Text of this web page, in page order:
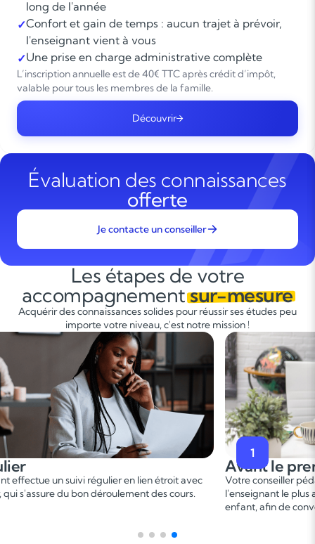
long de l'année
✓Confort et gain de temps : aucun trajet à prévoir,
l'enseignant vient à vous
✓Une prise en charge administrative complète
L’inscription annuelle est de 40€ TTC après crédit d’impôt,
valable pour tous les membres de la famille.
Découvrir
Évaluation des connaissances
offerte
Je contacte un conseiller
Les étapes de votre
accompagnementsur-mesure
Acquérir des connaissances solides pour réussir ses études peu
importe votre niveau, c'est notre mission !
avec
cours.
1
Avant le premier cours
Votre conseiller pédagogique vous met en relation
l'enseignant le plus adapté en fonction du profil de
enfant, afin de convenir d'une date pour un premier